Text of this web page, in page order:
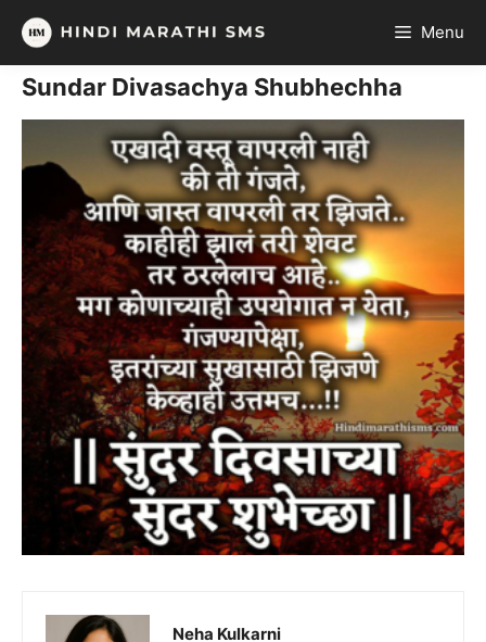
Skip
content
Menu
Sundar Divasachya Shubhechha
Neha Kulkarni